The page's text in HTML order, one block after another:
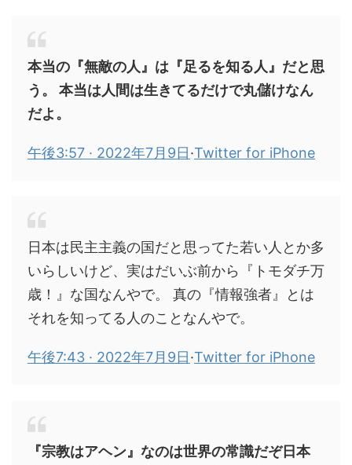
本当の『無敵の人』は『足るを知る人』だと思
う。 本当は人間は生きてるだけで丸儲けなん
だよ。
午後3:57 · 2022年7月9日·Twitter for iPhone
日本は民主主義の国だと思ってた若い人とか多
いらしいけど、実はだいぶ前から『トモダチ万
歳！』な国なんやで。 真の『情報強者』とは
それを知ってる人のことなんやで。
午後7:43 · 2022年7月9日·Twitter for iPhone
『宗教はアヘン』なのは世界の常識だぞ日本